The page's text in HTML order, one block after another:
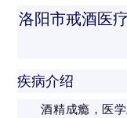
洛阳市戒酒医
疾病介绍
酒精成瘾，医